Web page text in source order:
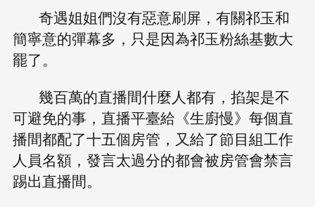
奇遇姐姐們沒有惡意刷屏，有關祁玉和
簡寧意的彈幕多，只是因為祁玉粉絲基數大
罷了。
幾百萬的直播間什麼人都有，掐架是不
可避免的事，直播平臺給《生廚慢》每個直
播間都配了十五個房管，又給了節目組工作
人員名額，發言太過分的都會被房管會禁言
踢出直播間。